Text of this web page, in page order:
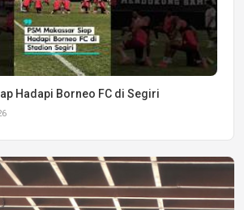
Hadapi Borneo FC di Segiri